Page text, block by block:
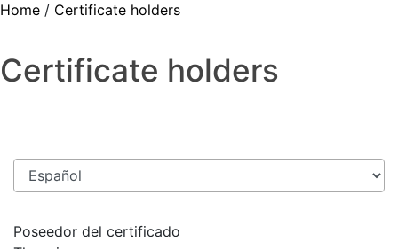
Home / Certificate holders
Certificate holders
Poseedor del certificado